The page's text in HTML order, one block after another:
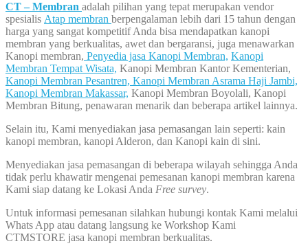
CT – Membran adalah pilihan yang tepat merupakan vendor
spesialis Atap membran berpengalaman lebih dari 15 tahun dengan
harga yang sangat kompetitif Anda bisa mendapatkan kanopi
membran yang berkualitas, awet dan bergaransi, juga menawarkan
Kanopi membran, Penyedia jasa Kanopi Membran, Kanopi
Membran Tempat Wisata, Kanopi Membran Kantor Kementerian,
Kanopi Membran Pesantren, Kanopi Membran Asrama Haji Jambi,
Kanopi Membran Makassar, Kanopi Membran Boyolali, Kanopi
Membran Bitung, penawaran menarik dan beberapa artikel lainnya.
Selain itu, Kami menyediakan jasa pemasangan lain seperti: kain
kanopi membran, kanopi Alderon, dan Kanopi kain di sini.
Menyediakan jasa pemasangan di beberapa wilayah sehingga Anda
tidak perlu khawatir mengenai pemesanan kanopi membran karena
Kami siap datang ke Lokasi Anda Free survey.
Untuk informasi pemesanan silahkan hubungi kontak Kami melalui
Whats App atau datang langsung ke Workshop Kami
CTMSTORE jasa kanopi membran berkualitas.